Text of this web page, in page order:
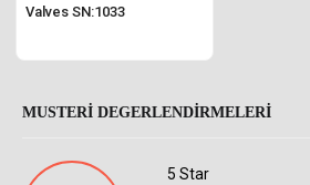
Valves SN:1033
MUSTERI DEGERLENDIRMELERI
5 Star